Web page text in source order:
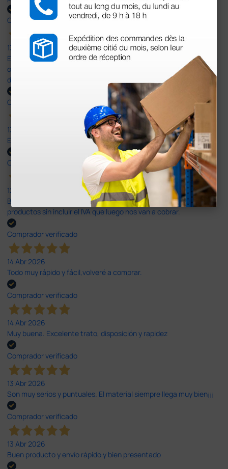
Comprador verificado
13 Jul 2026
Es fácil hacer el pedido. El producto, bastante mas barato que en
otras plataformas de material médico. Pero el envío cuesta más
del doble que en cualquier otra empresa dentro de España.
Comprador verificado
13 Jul 2026
Excelente
Comprador verificado
12 Jun 2026
Bien, rápida y sin problemas. No me gusta que se oferten
productos sin incluir el IVA que luego nos van a cobrar.
Comprador verificado
14 Abr 2026
Todo muy rápido y fácil,volveré a comprar.
Comprador verificado
14 Abr 2026
Muy buena. Excelente trato, disposición y rapidez
Comprador verificado
13 Abr 2026
Son muy serios y puntuales. El material siempre llega muy bien¡¡¡
Comprador verificado
13 Abr 2026
Buen producto y envío rápido y bien presentado